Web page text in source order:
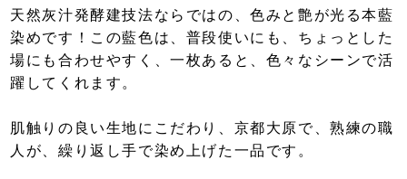
天然灰汁発酵建技法ならではの、色みと艶が光る本藍
染めです！この藍色は、普段使いにも、ちょっとした
場にも合わせやすく、一枚あると、色々なシーンで活
躍してくれます。
肌触りの良い生地にこだわり、京都大原で、熟練の職
人が、繰り返し手で染め上げた一品です。